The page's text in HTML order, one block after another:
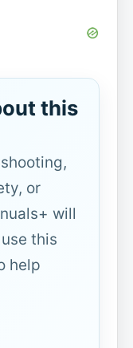
this
or
will
this
help